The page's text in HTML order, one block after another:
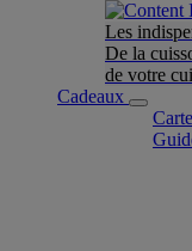
Les
De la
de votre
Cadeaux